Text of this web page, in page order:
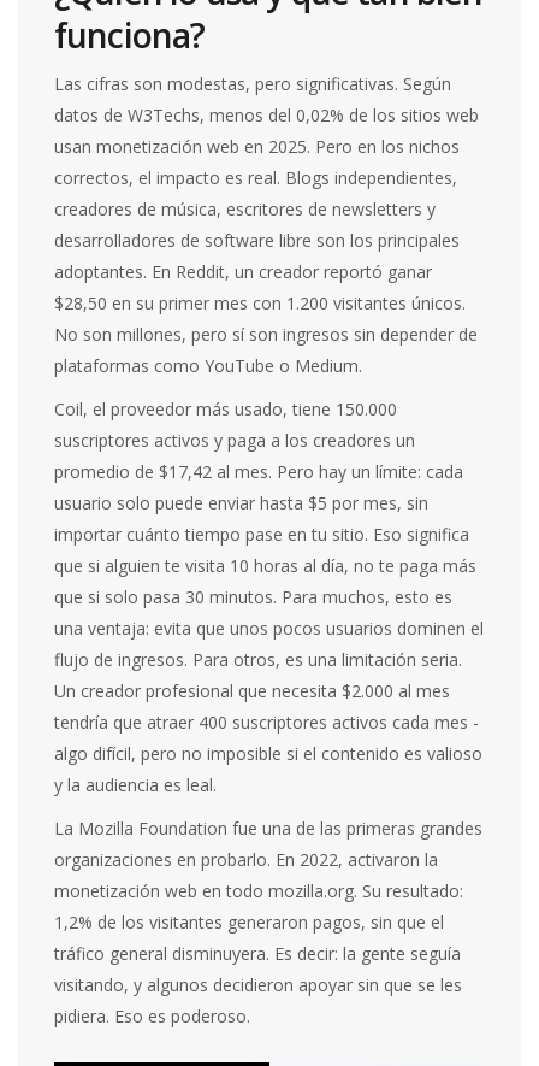
funciona?
Las cifras son modestas, pero significativas. Según
datos de W3Techs, menos del 0,02% de los sitios web
usan monetización web en 2025. Pero en los nichos
correctos, el impacto es real. Blogs independientes,
creadores de música, escritores de newsletters y
desarrolladores de software libre son los principales
adoptantes. En Reddit, un creador reportó ganar
$28,50 en su primer mes con 1.200 visitantes únicos.
No son millones, pero sí son ingresos sin depender de
plataformas como YouTube o Medium.
Coil, el proveedor más usado, tiene 150.000
suscriptores activos y paga a los creadores un
promedio de $17,42 al mes. Pero hay un límite: cada
usuario solo puede enviar hasta $5 por mes, sin
importar cuánto tiempo pase en tu sitio. Eso significa
que si alguien te visita 10 horas al día, no te paga más
que si solo pasa 30 minutos. Para muchos, esto es
una ventaja: evita que unos pocos usuarios dominen el
flujo de ingresos. Para otros, es una limitación seria.
Un creador profesional que necesita $2.000 al mes
tendría que atraer 400 suscriptores activos cada mes -
algo difícil, pero no imposible si el contenido es valioso
y la audiencia es leal.
La Mozilla Foundation fue una de las primeras grandes
organizaciones en probarlo. En 2022, activaron la
monetización web en todo mozilla.org. Su resultado:
1,2% de los visitantes generaron pagos, sin que el
tráfico general disminuyera. Es decir: la gente seguía
visitando, y algunos decidieron apoyar sin que se les
pidiera. Eso es poderoso.